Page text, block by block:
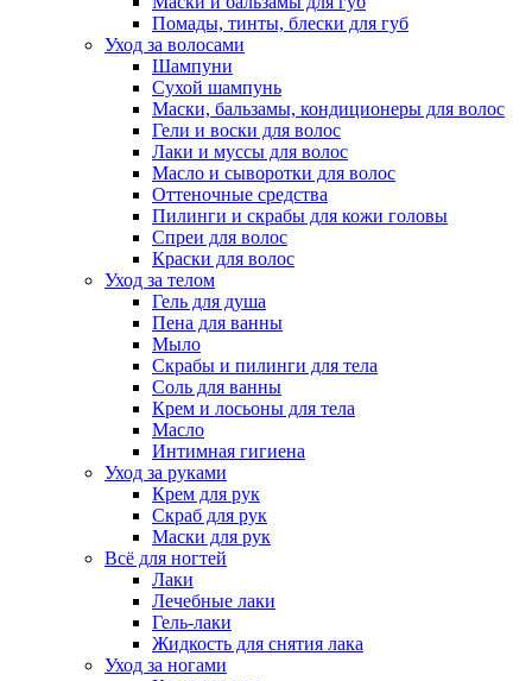
Помады, тинты, блески для губ
Уход за волосами
Шампуни
Сухой шампунь
Маски, бальзамы, кондиционеры для волос
Гели и воски для волос
Лаки и муссы для волос
Масло и сыворотки для волос
Оттеночные средства
Пилинги и скрабы для кожи головы
Спреи для волос
Краски для волос
Уход за телом
Гель для душа
Пена для ванны
Мыло
Скрабы и пилинги для тела
Соль для ванны
Крем и лосьоны для тела
Масло
Интимная гигиена
Уход за руками
Крем для рук
Скраб для рук
Маски для рук
Всё для ногтей
Лаки
Лечебные лаки
Гель-лаки
Жидкость для снятия лака
Уход за ногами